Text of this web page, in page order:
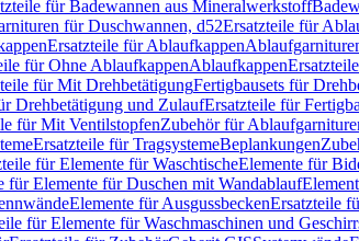
für Badewannen aus Mineralwerkstoff
für Duschwannen, d52Ersatzteile für
Ersatzteile für Ablaufkappen
für Ohne AblaufkappenAblaufkappen
für Mit DrehbetätigungFertigbausets für
Drehbetätigung und ZulaufErsatzteile für
für Mit VentilstopfenZubehör für
Ersatzteile für TragsystemeBeplankungen
für Elemente für WaschtischeElemente für
für Elemente für Duschen mit Wandablauf
Elemente für AusgussbeckenErsatzteile
für Elemente für Waschmaschinen und